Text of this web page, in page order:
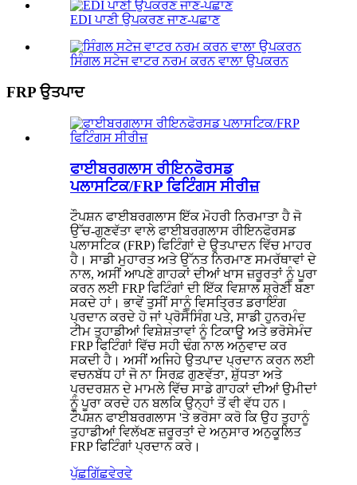
EDI ਪਾਣੀ ਉਪਕਰਣ ਜਾਣ-ਪਛਾਣ
ਸਿੰਗਲ ਸਟੇਜ ਵਾਟਰ ਨਰਮ ਕਰਨ ਵਾਲਾ ਉਪਕਰਨ
FRP ਉਤਪਾਦ
ਫਾਈਬਰਗਲਾਸ ਰੀਇਨਫੋਰਸਡ
ਪਲਾਸਟਿਕ/FRP ਫਿਟਿੰਗਸ ਸੀਰੀਜ਼
ਟੌਪਸ਼ਨ ਫਾਈਬਰਗਲਾਸ ਇੱਕ ਮੋਹਰੀ ਨਿਰਮਾਤਾ ਹੈ ਜੋ
ਉੱਚ-ਗੁਣਵੱਤਾ ਵਾਲੇ ਫਾਈਬਰਗਲਾਸ ਰੀਇਨਫੋਰਸਡ
ਪਲਾਸਟਿਕ (FRP) ਫਿਟਿੰਗਾਂ ਦੇ ਉਤਪਾਦਨ ਵਿੱਚ ਮਾਹਰ
ਹੈ। ਸਾਡੀ ਮੁਹਾਰਤ ਅਤੇ ਉੱਨਤ ਨਿਰਮਾਣ ਸਮਰੱਥਾਵਾਂ ਦੇ
ਨਾਲ, ਅਸੀਂ ਆਪਣੇ ਗਾਹਕਾਂ ਦੀਆਂ ਖਾਸ ਜ਼ਰੂਰਤਾਂ ਨੂੰ ਪੂਰਾ
ਕਰਨ ਲਈ FRP ਫਿਟਿੰਗਾਂ ਦੀ ਇੱਕ ਵਿਸ਼ਾਲ ਸ਼੍ਰੇਣੀ ਬਣਾ
ਸਕਦੇ ਹਾਂ। ਭਾਵੇਂ ਤੁਸੀਂ ਸਾਨੂੰ ਵਿਸਤ੍ਰਿਤ ਡਰਾਇੰਗ
ਪ੍ਰਦਾਨ ਕਰਦੇ ਹੋ ਜਾਂ ਪ੍ਰੋਸੈਸਿੰਗ ਪਤੇ, ਸਾਡੀ ਹੁਨਰਮੰਦ
ਟੀਮ ਤੁਹਾਡੀਆਂ ਵਿਸ਼ੇਸ਼ਤਾਵਾਂ ਨੂੰ ਟਿਕਾਊ ਅਤੇ ਭਰੋਸੇਮੰਦ
FRP ਫਿਟਿੰਗਾਂ ਵਿੱਚ ਸਹੀ ਢੰਗ ਨਾਲ ਅਨੁਵਾਦ ਕਰ
ਸਕਦੀ ਹੈ। ਅਸੀਂ ਅਜਿਹੇ ਉਤਪਾਦ ਪ੍ਰਦਾਨ ਕਰਨ ਲਈ
ਵਚਨਬੱਧ ਹਾਂ ਜੋ ਨਾ ਸਿਰਫ਼ ਗੁਣਵੱਤਾ, ਸ਼ੁੱਧਤਾ ਅਤੇ
ਪ੍ਰਦਰਸ਼ਨ ਦੇ ਮਾਮਲੇ ਵਿੱਚ ਸਾਡੇ ਗਾਹਕਾਂ ਦੀਆਂ ਉਮੀਦਾਂ
ਨੂੰ ਪੂਰਾ ਕਰਦੇ ਹਨ ਬਲਕਿ ਉਨ੍ਹਾਂ ਤੋਂ ਵੀ ਵੱਧ ਹਨ।
ਟੌਪਸ਼ਨ ਫਾਈਬਰਗਲਾਸ 'ਤੇ ਭਰੋਸਾ ਕਰੋ ਕਿ ਉਹ ਤੁਹਾਨੂੰ
ਤੁਹਾਡੀਆਂ ਵਿਲੱਖਣ ਜ਼ਰੂਰਤਾਂ ਦੇ ਅਨੁਸਾਰ ਅਨੁਕੂਲਿਤ
FRP ਫਿਟਿੰਗਾਂ ਪ੍ਰਦਾਨ ਕਰੇ।
ਪੁੱਛਗਿੱਛਵੇਰਵੇ